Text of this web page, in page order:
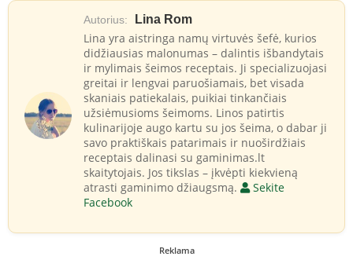
Autorius: Lina Rom
Lina yra aistringa namų virtuvės šefė, kurios
didžiausias malonumas – dalintis išbandytais
ir mylimais šeimos receptais. Ji specializuojasi
greitai ir lengvai paruošiamais, bet visada
skaniais patiekalais, puikiai tinkančiais
užsiėmusioms šeimoms. Linos patirtis
kulinarijoje augo kartu su jos šeima, o dabar ji
savo praktiškais patarimais ir nuoširdžiais
receptais dalinasi su gaminimas.lt
skaitytojais. Jos tikslas – įkvėpti kiekvieną
atrasti gaminimo džiaugsmą.
Sekite
Facebook
Reklama